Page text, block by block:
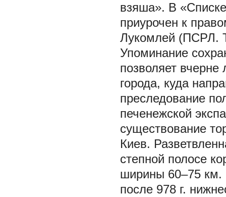
взяша». В
приурочен к
Лукомлей (ПСРЛ.
Упоминание
позволяет вчерне
города, куда
преследование
печенежской
существование
Киев.
степной полосе
ширины 60–75 км.
после 978 г.